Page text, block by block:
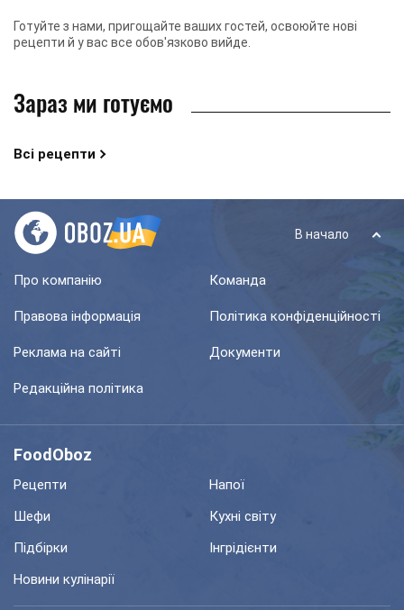
Готуйте з нами, пригощайте ваших гостей, освоюйте нові
рецепти й у вас все обов'язково вийде.
Зараз ми готуємо
Всі рецепти
В начало
Про компанію Команда
Правова інформація Політика конфіденційності
Реклама на сайті Документи
Редакційна політика
FoodOboz
Рецепти
Напої
Шефи
Кухні світу
Підбірки
Інгрідієнти
Новини кулінарії